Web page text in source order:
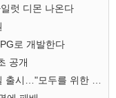
럿 디몬 나온다
로 개발한다
공개